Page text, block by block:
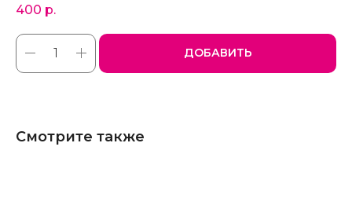
400 р.
ДОБАВИТЬ
Смотрите также